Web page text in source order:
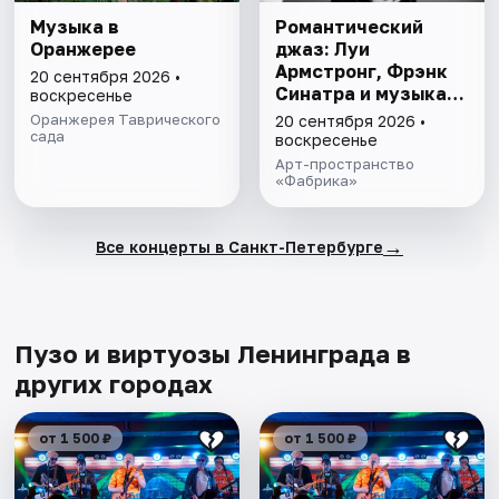
Музыка в
Оранжерее
20 сентября 2026 •
воскресенье
Оранжерея Таврического
сада
Романтический
джаз: Луи
Армстронг, Фрэнк
Синатра и музыка
Голливуда. What a
wonderful world.
Концерт в арт-
пространстве
«Фабрика»
20 сентября 2026 •
воскресенье
Арт-пространство
«Фабрика»
Все концерты в Санкт-Петербурге →
Пузо и виртуозы Ленинграда в
других городах
от 1 500 ₽ от 1 500 ₽